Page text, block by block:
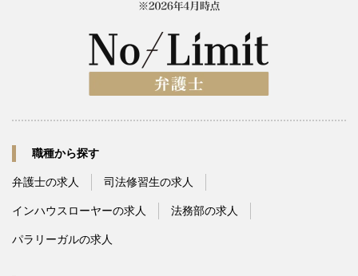
職種から探す
弁護士の求人 司法修習生の求人
インハウスローヤーの求人 法務部の求人
パラリーガルの求人